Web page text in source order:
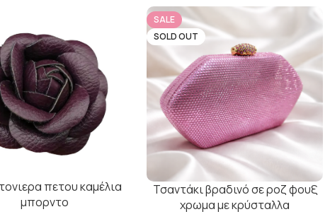
πετου καμέλια
μπορντο
SALE
SOLD OUT
Τσαντάκι βραδινό σε ροζ φουξ
χρωμα με κρύσταλλα